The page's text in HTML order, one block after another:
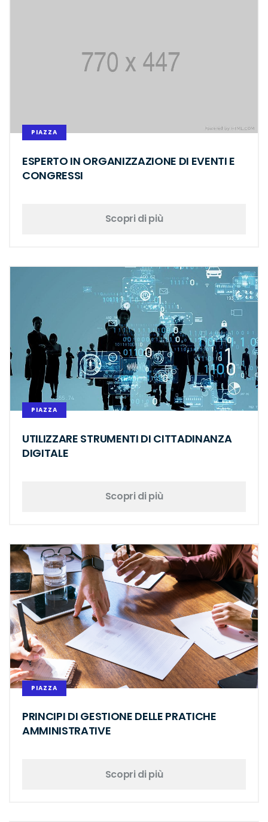
PIAZZA
ESPERTO IN ORGANIZZAZIONE DI EVENTI E
CONGRESSI
Scopri di più
PIAZZA
UTILIZZARE STRUMENTI DI CITTADINANZA
DIGITALE
Scopri di più
PIAZZA
PRINCIPI DI GESTIONE DELLE PRATICHE
AMMINISTRATIVE
Scopri di più